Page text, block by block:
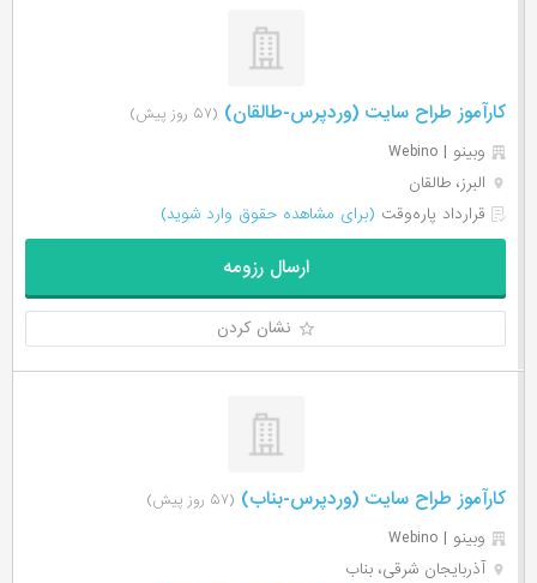
کارآموز طراح سایت (وردپرس-طالقان) (۵۷ روز پیش)
وبینو | Webino
البرز، طالقان
قرارداد پاره‌وقت (برای مشاهده حقوق وارد شوید)
ارسال رزومه
نشان کردن
کارآموز طراح سایت (وردپرس-بناب) (۵۷ روز پیش)
وبینو | Webino
آذربایجان شرقی، بناب